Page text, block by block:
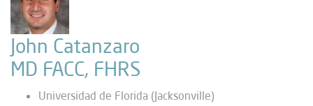
John Catanzaro
MD FACC, FHRS
Universidad de Florida (Jacksonville)